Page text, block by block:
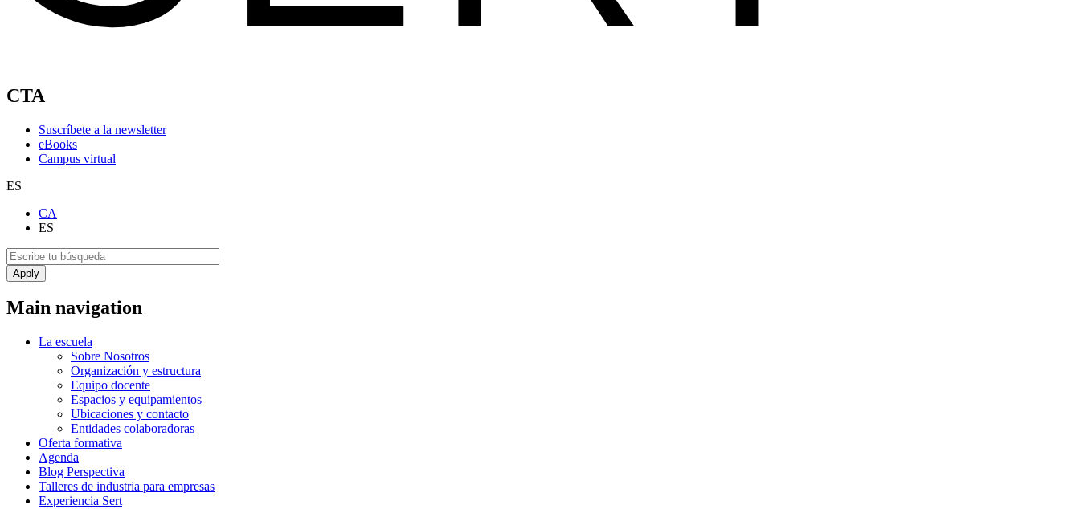
CTA
Suscríbete a la newsletter
eBooks
Campus virtual
ES
CA
ES
Main navigation
La escuela
Sobre Nosotros
Organización y estructura
Equipo docente
Espacios y equipamientos
Ubicaciones y contacto
Entidades colaboradoras
Oferta formativa
Agenda
Blog Perspectiva
Talleres de industria para empresas
Experiencia Sert